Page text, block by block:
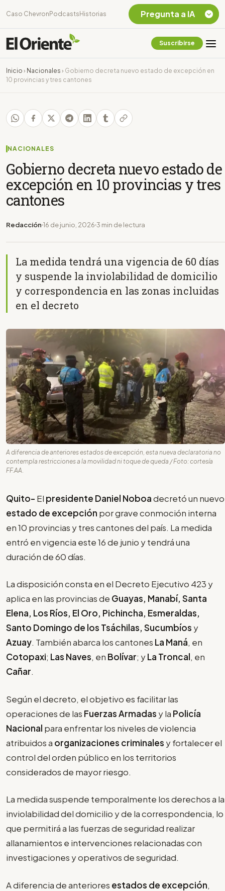
Caso Chevron Podcasts Historias
Suscribirse
Inicio › Nacionales › Gobierno decreta nuevo estado de excepción en
10 provincias y tres cantones
NACIONALES
Gobierno decreta nuevo estado de
excepción en 10 provincias y tres
cantones
Redacción 16 de junio, 2026 3 min de lectura
La medida tendrá una vigencia de 60 días
y suspende la inviolabilidad de domicilio
y correspondencia en las zonas incluidas
en el decreto
A diferencia de anteriores estados de excepción, esta nueva declaratoria no
contempla restricciones a la movilidad ni toque de queda / Foto: cortesía
FF.AA.
Quito- El presidente Daniel Noboadecretó un nuevo
estado de excepción por grave conmoción interna
en 10 provincias y tres cantones del país. La medida
entró en vigencia este 16 de junio y tendrá una
duración de 60 días.
La disposición consta en el Decreto Ejecutivo 423 y
aplica en las provincias de Guayas, Manabí, Santa
Elena, Los Ríos, El Oro, Pichincha, Esmeraldas,
Santo Domingo de los Tsáchilas, Sucumbíos y
Azuay. También abarca los cantones La Maná, en
Cotopaxi; Las Naves, en Bolívar; yLa Troncal, en
Cañar.
Según el decreto, el objetivo es facilitar las
operaciones de las Fuerzas Armadas y la Policía
Nacional para enfrentar los niveles de violencia
atribuidos a organizaciones criminales y fortalecer el
control del orden público en los territorios
considerados de mayor riesgo.
La medida suspende temporalmente los derechos a la
inviolabilidad del domicilio y de la correspondencia, lo
que permitirá a las fuerzas de seguridad realizar
allanamientos e intervenciones relacionadas con
investigaciones y operativos de seguridad.
A diferencia de anteriores estados de excepción,
Pregunta a IA
Chevron Ecuador